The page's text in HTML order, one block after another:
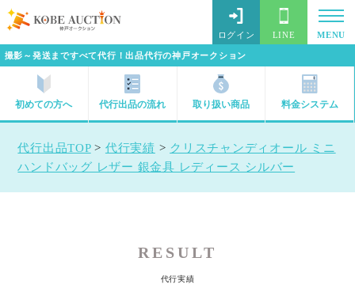
撮影～発送まですべて代行！出品代行の神戸オークション
ログイン LINE MENU
初めての方へ 代行出品の流れ 取り扱い商品 料金システム
代行出品TOP> 代行実績 > クリスチャンディオール ミニ
ハンドバッグ レザー 銀金具 レディース シルバー
RESULT
代行実績